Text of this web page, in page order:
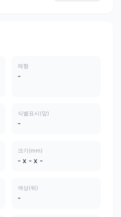
제형
-
식별표시(앞)
-
크기(mm)
- x - x -
색상(뒤)
-